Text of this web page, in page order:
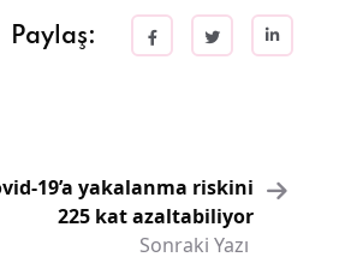
Paylaş:
19’a yakalanma riskini
225 kat azaltabiliyor
Sonraki Yazı